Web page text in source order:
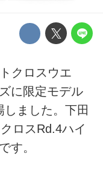
クロスウエ
に限定モデル
ました。下田
ロスRd.4ハイ
す。